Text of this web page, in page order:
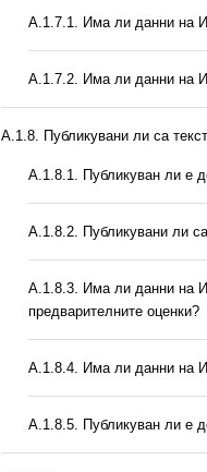
A.1.7.1. Има ли данни на
A.1.7.2. Има ли данни на
А.1.8. Публикувани ли са
А.1.8.1. Публикуван ли е
А.1.8.2. Публикувани ли
A.1.8.3. Има ли данни на
предварителните оценки?
A.1.8.4. Има ли данни на
А.1.8.5. Публикуван ли е